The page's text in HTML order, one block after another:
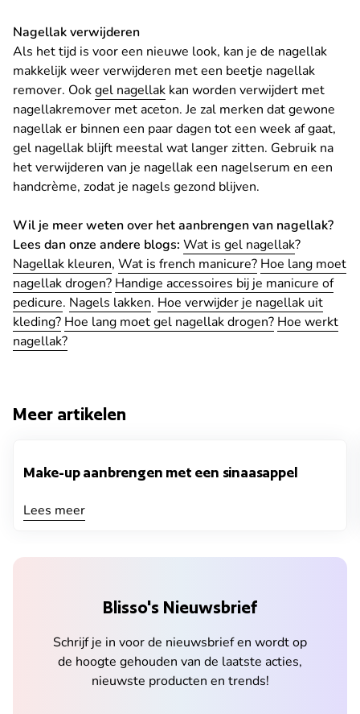
Nagellak verwijderen
Als het tijd is voor een nieuwe look, kan je de nagellak
makkelijk weer verwijderen met een beetje nagellak
remover. Ookgel nagellak kan worden verwijdert met
nagellakremover met aceton. Je zal merken dat gewone
nagellak er binnen een paar dagen tot een week af gaat,
gel nagellak blijft meestal wat langer zitten. Gebruik na
het verwijderen van je nagellak een nagelserum en een
handcrème, zodat je nagels gezond blijven.
Wil je meer weten over het aanbrengen van nagellak?
Lees dan onze andere blogs: Wat is gel nagellak?
Nagellak kleuren, Wat is french manicure? Hoe lang moet
nagellak drogen? Handige accessoires bij je manicure of
pedicure. Nagels lakken. Hoe verwijder je nagellak uit
kleding? Hoe lang moet gel nagellak drogen? Hoe werkt
nagellak?
Meer artikelen
Make-up aanbrengen met een sinaasappel
Lees meer
Blisso's Nieuwsbrief
Schrijf je in voor de nieuwsbrief en wordt op
de hoogte gehouden van de laatste acties,
nieuwste producten en trends!